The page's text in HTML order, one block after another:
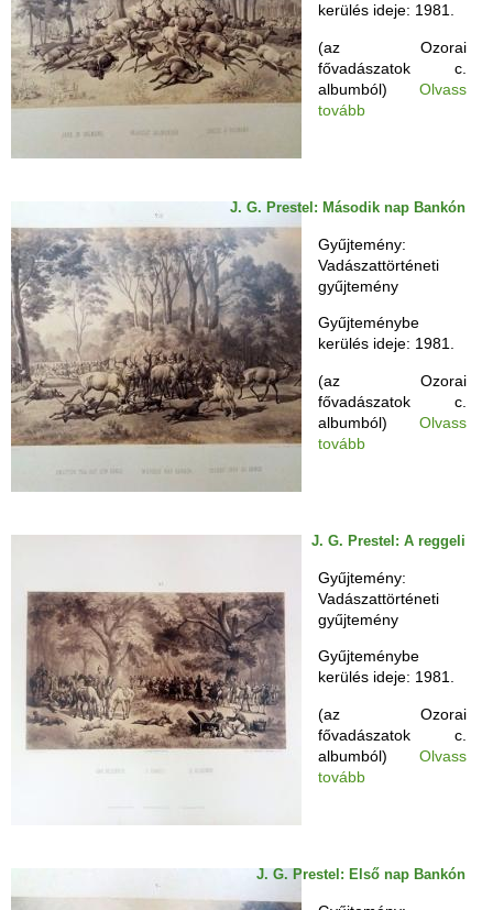
kerülés ideje: 1981.
(az Ozorai
fővadászatok c.
albumból) Olvass
tovább
J. G. Prestel: Második nap Bankón
Gyűjtemény:
Vadászattörténeti
gyűjtemény
Gyűjteménybe
kerülés ideje: 1981.
(az Ozorai
fővadászatok c.
albumból) Olvass
tovább
J. G. Prestel: A reggeli
Gyűjtemény:
Vadászattörténeti
gyűjtemény
Gyűjteménybe
kerülés ideje: 1981.
(az Ozorai
fővadászatok c.
albumból) Olvass
tovább
J. G. Prestel: Első nap Bankón